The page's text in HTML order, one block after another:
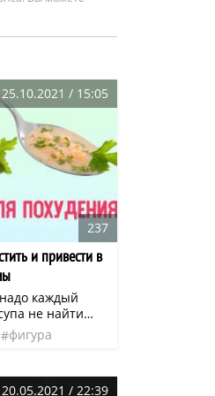
25.10.2021 / 15:05
237
и привести в
каждый
не найти
там
много воды.
любой суп
фигура
20.05.2021 / 22:39